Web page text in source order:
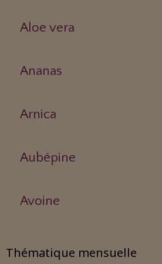
Aloe vera
Ananas
Arnica
Aubépine
Avoine
Thématique mensuelle